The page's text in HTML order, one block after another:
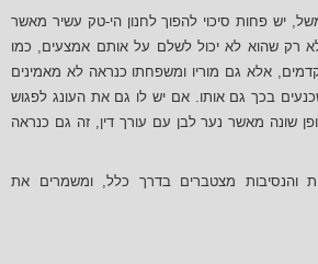
יש פחות סיכוי להפוך לחנון הי-טק עשיר מאשר
רק שהוא לא יכול לשלם על אותם אמצעים, כמו
אלא גם מוריו ומשפחתו כנראה לא מאמינים
בכך גם אותו. אם יש לו גם את העונג לפגוש
שונה מאשר נער לבן עם עורך דין, זה גם כנראה
והנסיבות מצטברים בדרך כלל, ומשמרים את